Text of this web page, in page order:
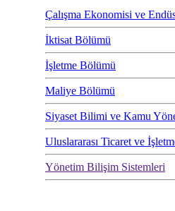
Çalışma Ekonomisi ve
İktisat Bölümü
İşletme Bölümü
Maliye Bölümü
Siyaset Bilimi ve Kamu
Uluslararası Ticaret ve
Yönetim Bilişim Sistemleri